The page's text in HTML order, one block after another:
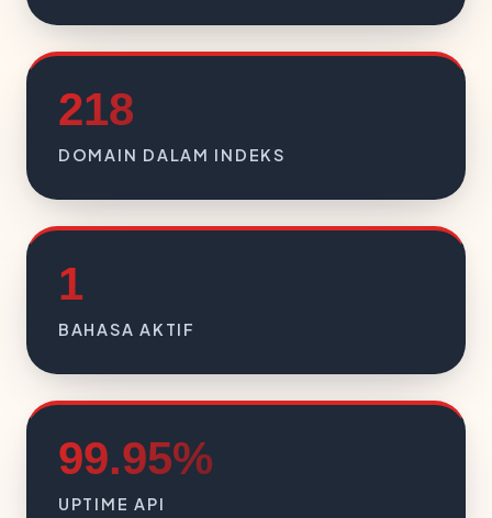
218
DOMAIN DALAM INDEKS
1
BAHASA AKTIF
99.95%
UPTIME API